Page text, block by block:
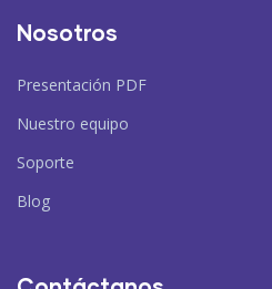
Nosotros
Presentación PDF
Nuestro equipo
Soporte
Blog